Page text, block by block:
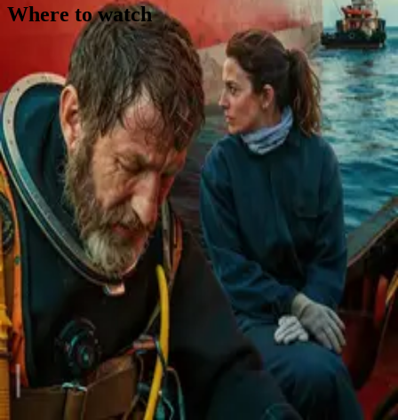
Where to watch
Feedback PrivacyTerms
©2026 Byoscoop ·a product of Boydroid B.V.